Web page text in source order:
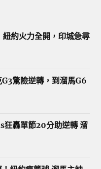
約火力全開，印城急尋
驚險逆轉，到溜馬G6
狂轟單節20分助逆轉 溜